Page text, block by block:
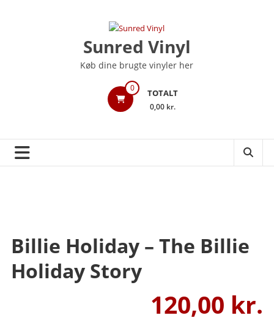
Sunred Vinyl
Køb dine brugte vinyler her
0 TOTALT
0,00 kr.
Billie Holiday – The Billie
Holiday Story
120,00